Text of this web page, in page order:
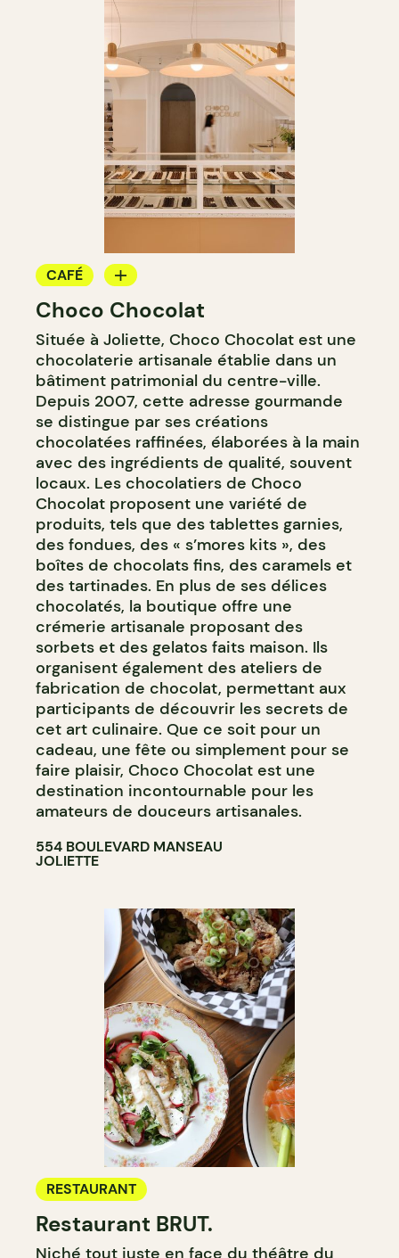
CAFÉ
CRÈME GLACÉE
Choco Chocolat
Située à Joliette, Choco Chocolat est une
chocolaterie artisanale établie dans un
bâtiment patrimonial du centre-ville.
Depuis 2007, cette adresse gourmande
se distingue par ses créations
chocolatées raffinées, élaborées à la main
avec des ingrédients de qualité, souvent
locaux. Les chocolatiers de Choco
Chocolat proposent une variété de
produits, tels que des tablettes garnies,
des fondues, des « s’mores kits », des
boîtes de chocolats fins, des caramels et
des tartinades. En plus de ses délices
chocolatés, la boutique offre une
crémerie artisanale proposant des
sorbets et des gelatos faits maison. Ils
organisent également des ateliers de
fabrication de chocolat, permettant aux
participants de découvrir les secrets de
cet art culinaire. Que ce soit pour un
cadeau, une fête ou simplement pour se
faire plaisir, Choco Chocolat est une
destination incontournable pour les
amateurs de douceurs artisanales.
554 BOULEVARD MANSEAU
JOLIETTE
RESTAURANT
Restaurant BRUT.
Niché tout juste en face du théâtre du